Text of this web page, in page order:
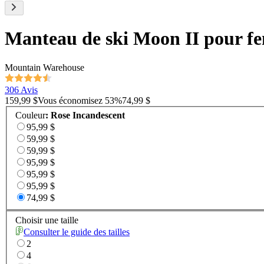
Manteau de ski Moon II pour
Mountain Warehouse
306 Avis
159,99 $Vous économisez 53%74,99 $
Couleur: Rose Incandescent
95,99 $
59,99 $
59,99 $
95,99 $
95,99 $
95,99 $
74,99 $
Choisir une taille
Consulter le guide des tailles
2
4